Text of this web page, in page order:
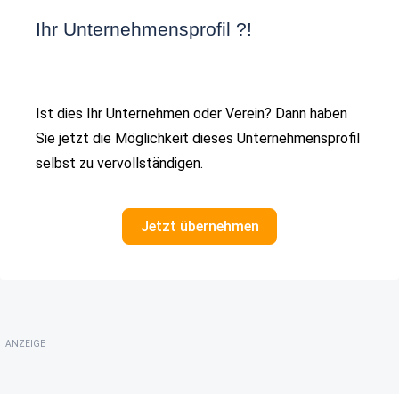
Ihr Unternehmensprofil ?!
Ist dies Ihr Unternehmen oder Verein? Dann haben
Sie jetzt die Möglichkeit dieses Unternehmensprofil
selbst zu vervollständigen.
Jetzt übernehmen
ANZEIGE